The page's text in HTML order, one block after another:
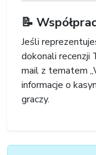
📝
Jeśli
dokonali recenzji
mail z tematem
informacje o
graczy.